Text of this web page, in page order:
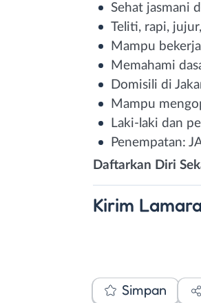
Sehat jasmani
Teliti, rapi,
Mampu
Memahami
Domisili di
Mampu
Laki-laki dan
Penempatan:
Daftarkan Diri
Kirim
Simpan